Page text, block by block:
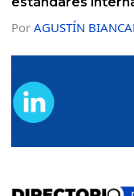
Por AGUSTÍN